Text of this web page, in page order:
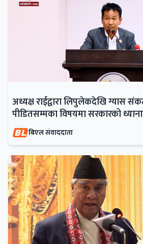
अध्यक्ष राईद्वारा लिपुलेकदेखि ग्यास
पीडितसम्मका विषयमा सरकारको
बिएल संवाददाता